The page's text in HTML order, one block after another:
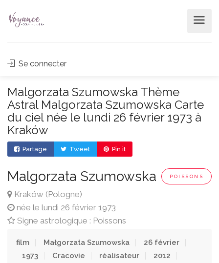
Se connecter
Malgorzata Szumowska Thème
Astral Malgorzata Szumowska Carte
du ciel née le lundi 26 février 1973 à
Kraków
Partage Tweet Pin it
Malgorzata Szumowska POISSONS
Kraków (Pologne)
née le lundi 26 février 1973
Signe astrologique : Poissons
film Małgorzata Szumowska
26 février
1973
Cracovie réalisateur
2012